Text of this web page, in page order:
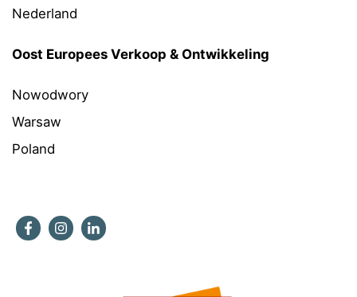
Nederland
Oost Europees Verkoop & Ontwikkeling
Nowodwory
Warsaw
Poland